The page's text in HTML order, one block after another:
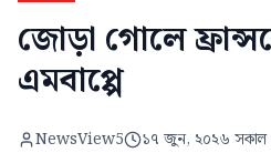
জোড়া গোলে
এমবাপ্পে
NewsView5 ১৭ জুন, ২০২৬ সকাল